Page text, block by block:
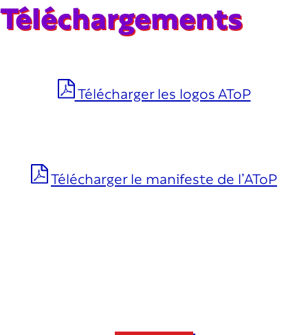
Téléchargements
Télécharger les logos AToP
Télécharger le manifeste de l’AToP